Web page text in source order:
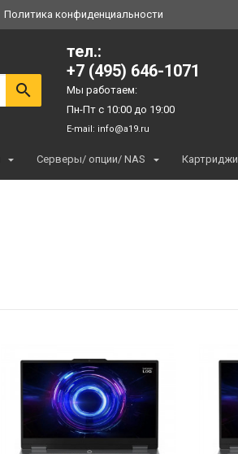
Политика конфиденциальности
тел.:
+7 (495) 646-1071
Мы работаем:
Пн-Пт с 10:00 до 19:00
E-mail: info@a19.ru
Серверы/ опции/ NAS Картриджи